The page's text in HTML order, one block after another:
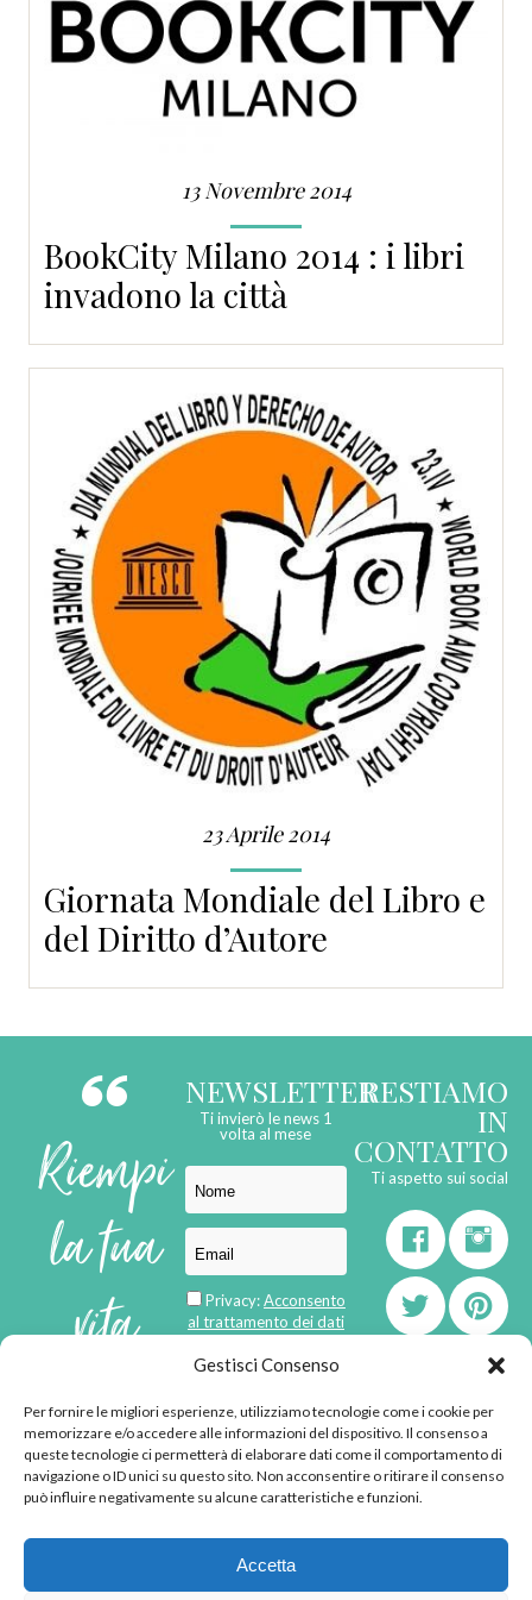
Gestisci Consenso
Per fornire le migliori esperienze, utilizziamo tecnologie come i cookie per
memorizzare e/o accedere alle informazioni del dispositivo. Il consenso a
queste tecnologie ci permetterà di elaborare dati come il comportamento di
navigazione o ID unici su questo sito. Non acconsentire o ritirare il consenso
può influire negativamente su alcune caratteristiche e funzioni.
Accetta
13 Novembre 2014
BookCity Milano 2014 : i libri
invadono la città
23 Aprile 2014
Giornata Mondiale del Libro e
del Diritto d’Autore
Riempi
la tua
vita
di
emozioni
NEWSLETTER
Ti invierò le news 1
volta al mese
Privacy:Acconsento
al trattamento dei dati
RESTIAMO
IN
CONTATTO
Ti aspetto sui social
born inMaMaStudiOs